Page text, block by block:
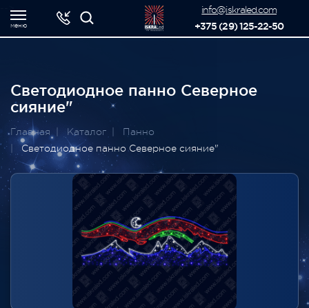
-->
меню
info@iskraled.com
+375 (29) 125-22-50
Светодиодное панно Северное
сияние"
Главная Каталог
Панно
Светодиодное панно Северное сияние"